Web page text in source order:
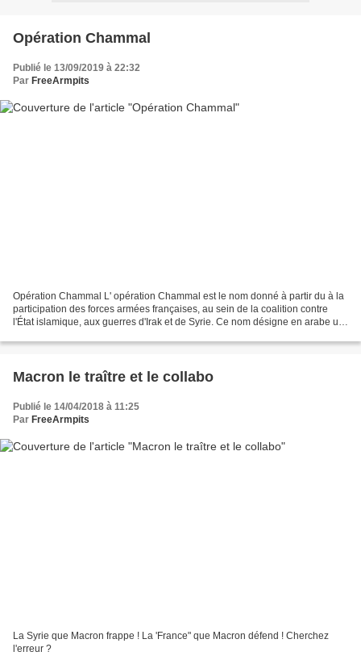
Opération Chammal
Publié le 13/09/2019 à 22:32
Par FreeArmpits
Opération Chammal L' opération Chammal est le nom donné à partir du à la
participation des forces armées françaises, au sein de la coalition contre
l'État islamique, aux guerres d'Irak et de Syrie. Ce nom désigne en arabe un
Macron le traître et le collabo
Publié le 14/04/2018 à 11:25
Par FreeArmpits
La Syrie que Macron frappe ! La 'France" que Macron défend ! Cherchez
l'erreur ?